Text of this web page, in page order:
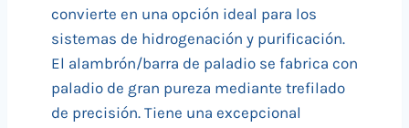
convierte en una opción ideal para los
sistemas de hidrogenación y purificación.
El alambrón/barra de paladio se fabrica con
paladio de gran pureza mediante trefilado
de precisión. Tiene una excepcional